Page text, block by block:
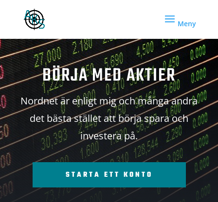
BÖRJA MED AKTIER
Nordnet är enligt mig och många andra
det bästa stället att börja spara och
investera på.
STARTA ETT KONTO